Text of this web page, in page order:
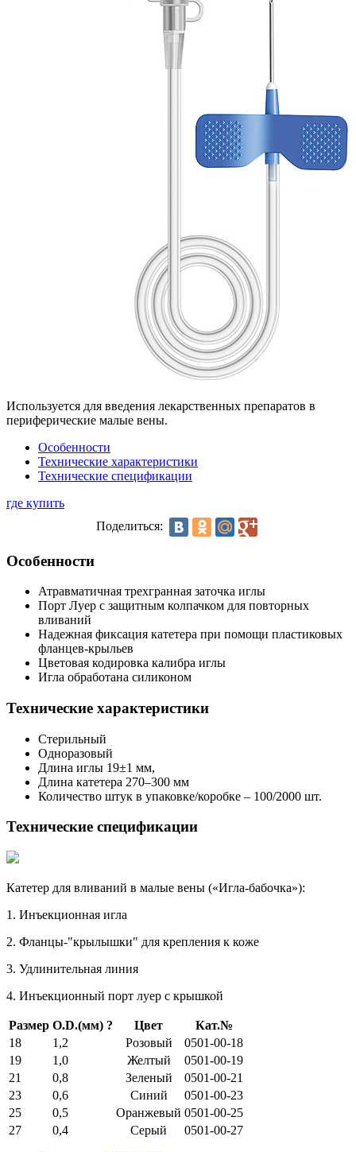
Используется для введения лекарственных препаратов в
периферические малые вены.
Особенности
Технические характеристики
Технические спецификации
где купить
Поделиться:
Особенности
Атравматичная трехгранная заточка иглы
Порт Луер с защитным колпачком для повторных
вливаний
Надежная фиксация катетера при помощи пластиковых
фланцев-крыльев
Цветовая кодировка калибра иглы
Игла обработана силиконом
Технические характеристики
Стерильный
Одноразовый
Длина иглы 19±1 мм,
Длина катетера 270–300 мм
Количество штук в упаковке/коробке – 100/2000 шт.
Технические спецификации
Катетер для вливаний в малые вены («Игла-бабочка»):
1. Инъекционная игла
2. Фланцы-"крылышки" для крепления к коже
3. Удлинительная линия
4. Инъекционный порт луер с крышкой
Размер O.D.(мм) ? Цвет
Кат.№
18
1,2 Розовый
0501-00-18
19
1,0 Желтый
0501-00-19
21
0,8 Зеленый
0501-00-21
23
0,6 Синий
0501-00-23
25
0,5 Оранжевый 0501-00-25
27
0,4 Серый 0501-00-27